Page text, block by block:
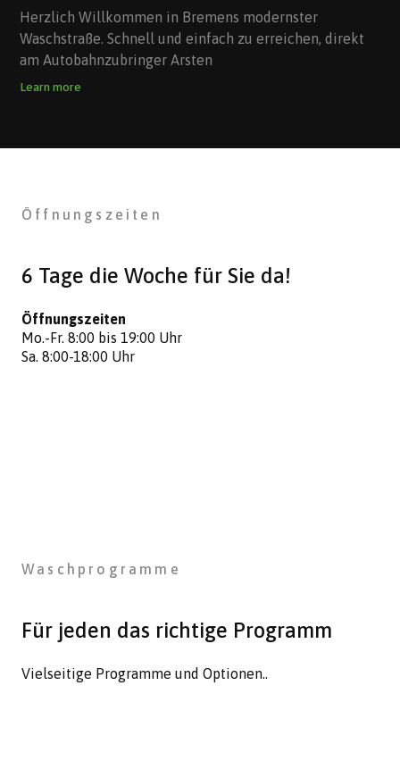
Herzlich Willkommen in Bremens modernster
Waschstraße. Schnell und einfach zu erreichen, direkt
am Autobahnzubringer Arsten
Learn more
Öffnungszeiten
6 Tage die Woche für Sie da!
Öffnungszeiten
Mo.-Fr. 8:00 bis 19:00 Uhr
Sa. 8:00-18:00 Uhr
Waschprogramme
Für jeden das richtige Programm
Vielseitige Programme und Optionen..